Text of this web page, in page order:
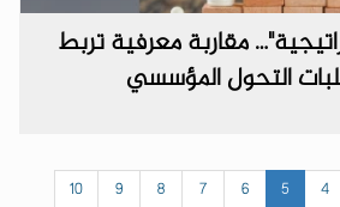
مقاربة معرفية تربط
التحول المؤسسي
4
5
6
7
8
9
10